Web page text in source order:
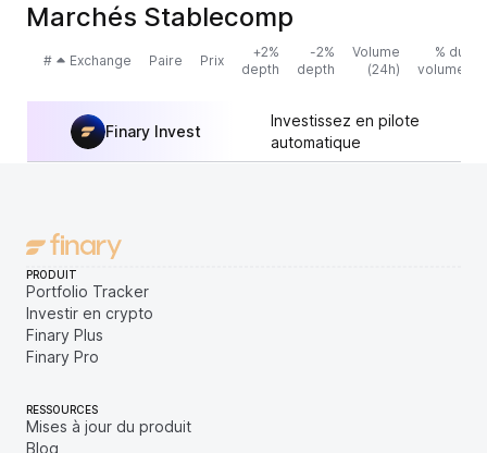
Marchés Stablecomp
# Exchange Paire Prix
+2%
depth
-2%
depth
Volume
(24h)
% du
volume
Finary Invest
Investissez en pilote
automatique
PRODUIT
Portfolio Tracker
Investir en crypto
Finary Plus
Finary Pro
RESSOURCES
Mises à jour du produit
Blog